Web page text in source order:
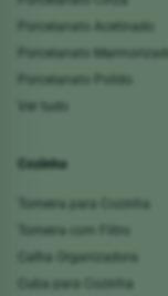
Porcelanato Acetinado
Porcelanato Marmorizado
Porcelanato Polido
Ver tudo
Cozinha
Torneira para Cozinha
Torneira com Filtro
Calha Organizadora
Cuba para Cozinha